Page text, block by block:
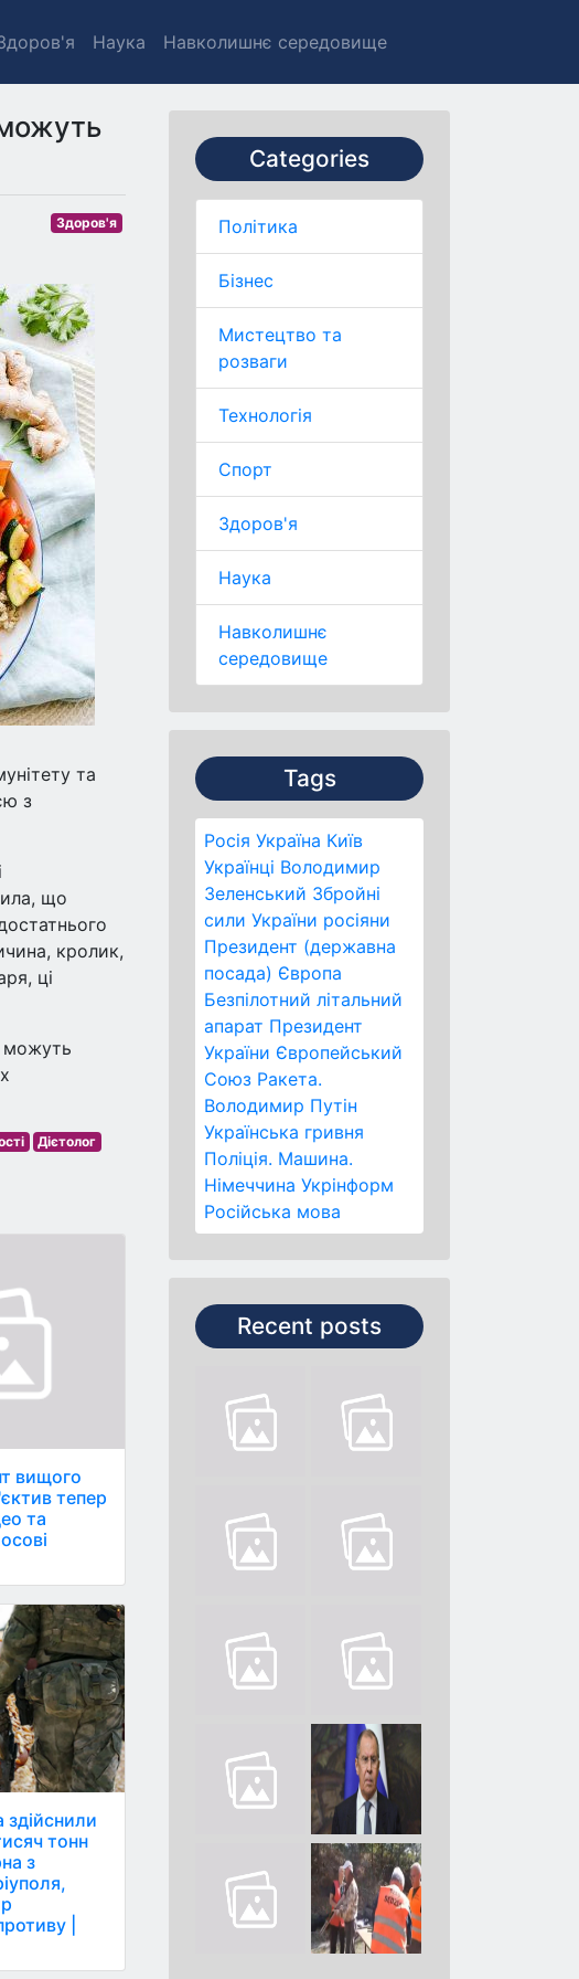
Наука Навколишнє середовище
Categories
Політика
Бізнес
Мистецтво та
розваги
Технологія
Спорт
Здоров'я
Наука
Навколишнє
середовище
Tags
Росія Україна Київ
Українці Володимир
Зеленський Збройні
сили України росіяни
Президент (державна
посада) Європа
Безпілотний літальний
апарат Президент
України Європейський
Союз Ракета.
Володимир Путін
Українська гривня
Поліція. Машина.
Німеччина Укрінформ
Російська мова
Recent posts
Здоров'я
та
з
що
кролик,
ці
можуть
Дієтолог
вищого
тепер
та
здійснили
тонн
з
|